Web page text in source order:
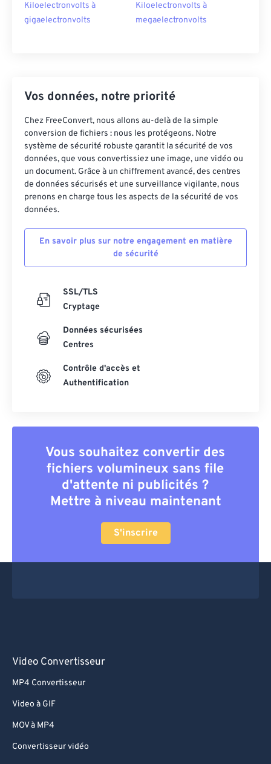
Kiloelectronvolts à
gigaelectronvolts
Kiloelectronvolts à
megaelectronvolts
Vos données, notre priorité
Chez FreeConvert, nous allons au-delà de la simple
conversion de fichiers : nous les protégeons. Notre
système de sécurité robuste garantit la sécurité de vos
données, que vous convertissiez une image, une vidéo ou
un document. Grâce à un chiffrement avancé, des centres
de données sécurisés et une surveillance vigilante, nous
prenons en charge tous les aspects de la sécurité de vos
données.
En savoir plus sur notre engagement en matière
de sécurité
SSL/TLS
Cryptage
Données sécurisées
Centres
Contrôle d'accès et
Authentification
Vous souhaitez convertir des
fichiers volumineux sans file
d'attente ni publicités ?
Mettre à niveau maintenant
S'inscrire
Video Convertisseur
MP4 Convertisseur
Video à GIF
MOV à MP4
Convertisseur vidéo